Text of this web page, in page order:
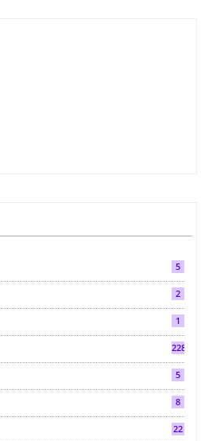
5
2
1
2286
5
8
22